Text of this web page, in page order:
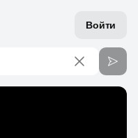
Войти